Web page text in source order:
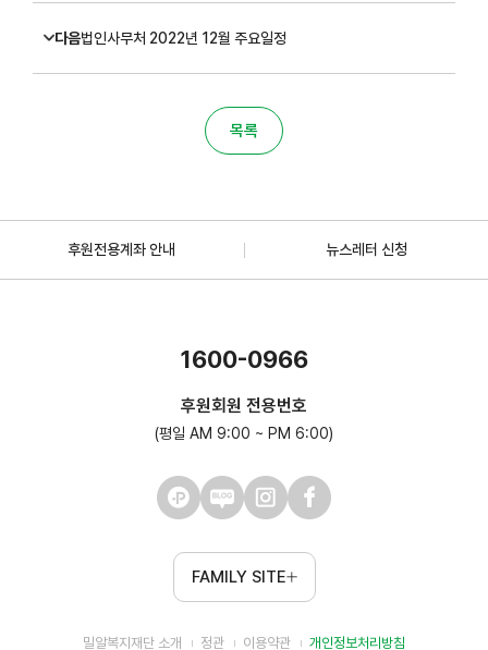
다음법인사무처 2022년 12월 주요일정
목록
후원전용계좌 안내 뉴스레터 신청
1600-0966
후원회원 전용번호
(평일 AM 9:00 ~ PM 6:00)
FAMILY SITE
밀알복지재단 소개 정관 이용약관 개인정보처리방침